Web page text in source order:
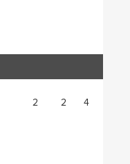
2 2 4